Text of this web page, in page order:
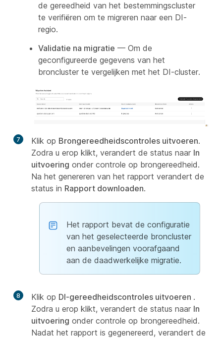
de gereedheid van het bestemmingscluster
te verifiëren om te migreren naar een DI-
regio.
Validatie na migratie — Om de
geconfigureerde gegevens van het
broncluster te vergelijken met het DI-cluster.
7 Klik op Brongereedheidscontroles uitvoeren.
Zodra u erop klikt, verandert de status naar In
uitvoering onder controle op brongereedheid.
Na het genereren van het rapport verandert de
status in Rapport downloaden.
Het rapport bevat de configuratie
van het geselecteerde broncluster
en aanbevelingen voorafgaand
aan de daadwerkelijke migratie.
8 Klik op DI-gereedheidscontroles uitvoeren .
Zodra u erop klikt, verandert de status naar In
uitvoering onder controle op brongereedheid.
Nadat het rapport is gegenereerd, verandert de